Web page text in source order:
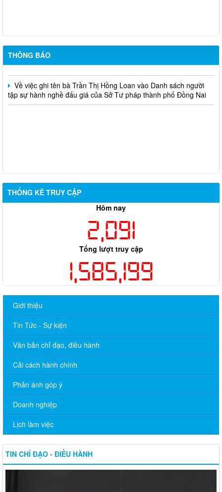
THÔNG BÁO
CẤP LẠI THẺ CÔNG CHỨNG VIÊN (Dương Anh Dũng)
CẤP THẺ CÔNG CHỨNG VIÊN (Nguyễn Hoàng Tiên Khải)
Về việc ghi tên bà Trần Thị Hồng Loan vào Danh sách người
tập sự hành nghề đấu giá của Sở Tư pháp thành phố Đồng Nai
THỐNG KÊ TRUY CẬP
Hôm nay
2,091
Tổng lượt truy cập
1,585,199
Giới thiệu
Tin Tức - Sự kiện
Văn bản chỉ đạo, điều hành
Cải cách hành chính
Phản ánh góp ý
Doanh nghiệp
Lịch làm việc
TIN CHỈ ĐẠO - ĐIỀU HÀNH